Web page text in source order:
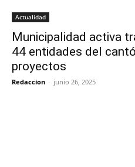
Actualidad
Municipalidad activa
44 entidades del
proyectos
Redaccion - junio 26, 2025